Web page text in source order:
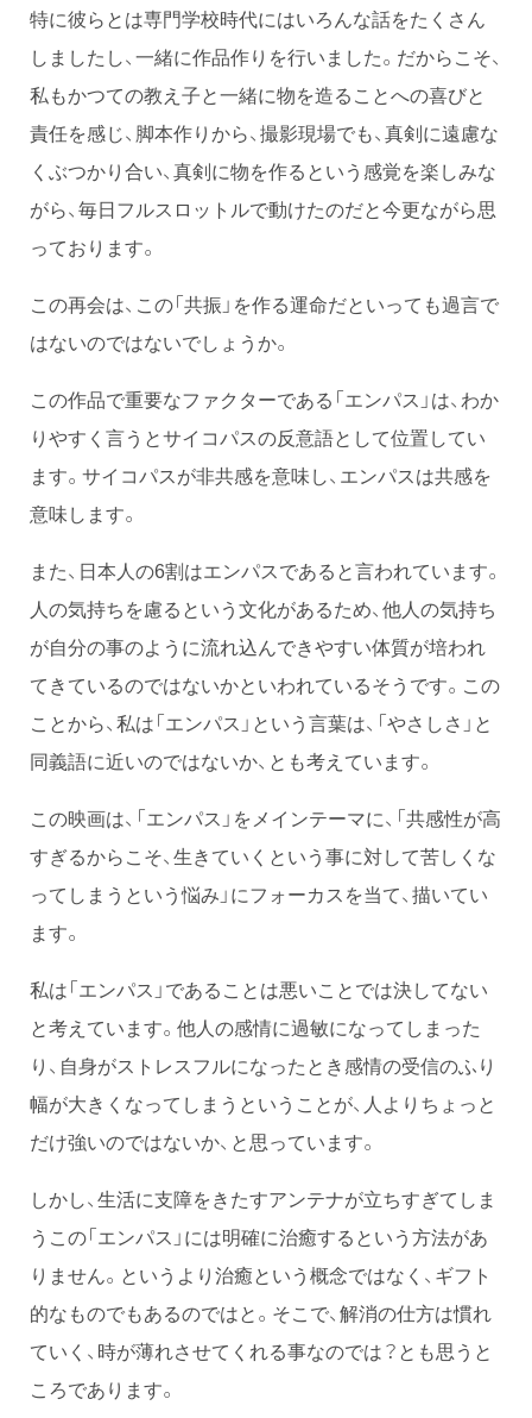
特に彼らとは専門学校時代にはいろんな話をたくさん
しましたし、一緒に作品作りを行いました。だからこそ、
私もかつての教え子と一緒に物を造ることへの喜びと
責任を感じ、脚本作りから、撮影現場でも、真剣に遠慮な
くぶつかり合い、真剣に物を作るという感覚を楽しみな
がら、毎日フルスロットルで動けたのだと今更ながら思
っております。
この再会は、この「共振」を作る運命だといっても過言で
はないのではないでしょうか。
この作品で重要なファクターである「エンパス」は、わか
りやすく言うとサイコパスの反意語として位置してい
ます。サイコパスが非共感を意味し、エンパスは共感を
意味します。
また、日本人の6割はエンパスであると言われています。
人の気持ちを慮るという文化があるため、他人の気持ち
が自分の事のように流れ込んできやすい体質が培われ
てきているのではないかといわれているそうです。この
ことから、私は「エンパス」という言葉は、「やさしさ」と
同義語に近いのではないか、とも考えています。
この映画は、「エンパス」をメインテーマに、「共感性が高
すぎるからこそ、生きていくという事に対して苦しくな
ってしまうという悩み」にフォーカスを当て、描いてい
ます。
私は「エンパス」であることは悪いことでは決してない
と考えています。他人の感情に過敏になってしまった
り、自身がストレスフルになったとき感情の受信のふり
幅が大きくなってしまうということが、人よりちょっと
だけ強いのではないか、と思っています。
しかし、生活に支障をきたすアンテナが立ちすぎてしま
うこの「エンパス」には明確に治癒するという方法があ
りません。というより治癒という概念ではなく、ギフト
的なものでもあるのではと。そこで、解消の仕方は慣れ
ていく、時が薄れさせてくれる事なのでは？とも思うと
ころであります。